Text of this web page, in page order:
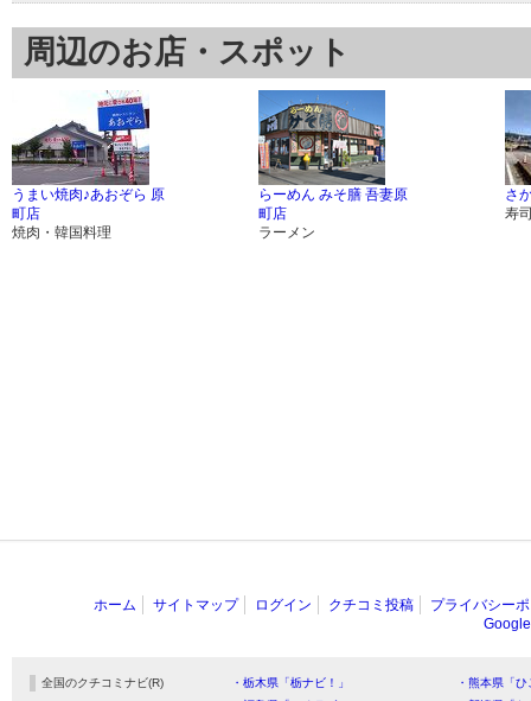
周辺のお店・スポット
うまい焼肉♪あおぞら 原
町店
焼肉・韓国料理
らーめん みそ膳 吾妻原
町店
ラーメン
さ
寿
ホーム サイトマップ ログイン クチコミ投稿
プライバシー
全国のクチコミナビ(R) ・栃木県「栃ナビ！」
・熊本県「